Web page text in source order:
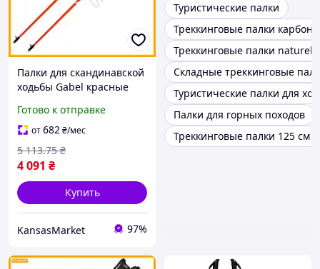
Палки для скандинавской
ходьбы Gabel красные
тренировок и
соревнований легкие
палки для
Готово к отправке
от682₴/мес
4 091 ₴
5 113.75 ₴
Купить
KansasMarket 97%
Туристические палки
Треккинговые палки карбон
Треккинговые палки
Складные треккинговые
Туристические палки для
Палки для горных походов
Треккинговые палки 125 см